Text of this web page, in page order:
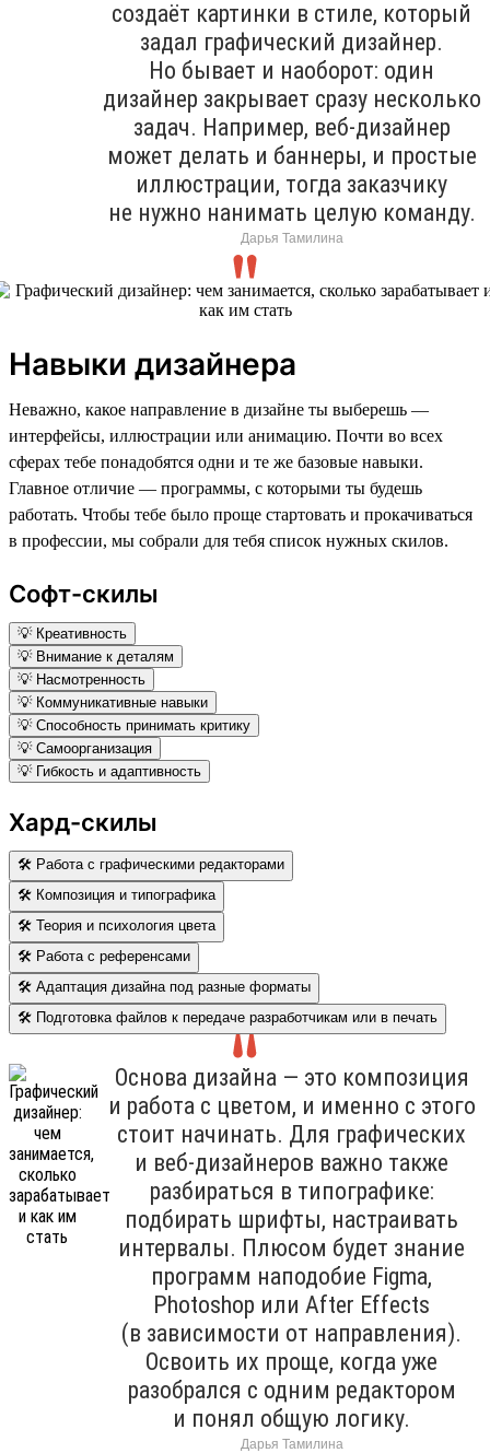
создаёт картинки в стиле, который
задал графический дизайнер.
Но бывает и наоборот: один
дизайнер закрывает сразу несколько
задач. Например, веб-дизайнер
может делать и баннеры, и простые
иллюстрации, тогда заказчику
не нужно нанимать целую команду.
Дарья Тамилина
Навыки дизайнера
Неважно, какое направление в дизайне ты выберешь —
интерфейсы, иллюстрации или анимацию. Почти во всех
сферах тебе понадобятся одни и те же базовые навыки.
Главное отличие — программы, с которыми ты будешь
работать. Чтобы тебе было проще стартовать и прокачиваться
в профессии, мы собрали для тебя список нужных скилов.
Софт-скилы
💡 Креативность
💡 Внимание к деталям
💡 Насмотренность
💡 Коммуникативные навыки
💡 Способность принимать критику
💡 Самоорганизация
💡 Гибкость и адаптивность
Хард-скилы
🛠 Работа с графическими редакторами
🛠 Композиция и типографика
🛠 Теория и психология цвета
🛠 Работа с референсами
🛠 Адаптация дизайна под разные форматы
🛠 Подготовка файлов к передаче разработчикам или в печать
Основа дизайна — это композиция
и работа с цветом, и именно с этого
стоит начинать. Для графических
и веб-дизайнеров важно также
разбираться в типографике:
подбирать шрифты, настраивать
интервалы. Плюсом будет знание
программ наподобие Figma,
Photoshop или After Effects
(в зависимости от направления).
Освоить их проще, когда уже
разобрался с одним редактором
и понял общую логику.
Дарья Тамилина